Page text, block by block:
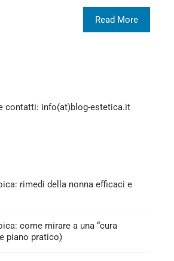
Read More
contatti: info(at)blog-estetica.it
rimedi della nonna efficaci e
come mirare a una “cura
piano pratico)